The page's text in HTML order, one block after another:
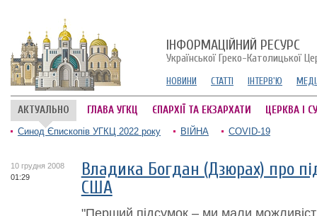
ІНФОРМАЦІЙНИЙ РЕСУРС
Української Греко-Католицької
НОВИНИ СТАТТІ ІНТЕРВ'Ю
АКТУАЛЬНО ГЛАВА УГКЦ ЄПАРХІЇ ТА ЕКЗАРХАТИ ЦЕРКВА І
Синод Єпископів УГКЦ 2022 року ВІЙНА COVID-19
10 грудня 2008
01:29
Владика Богдан (Дзюрах) про
США
"Перший підсумок – ми мали